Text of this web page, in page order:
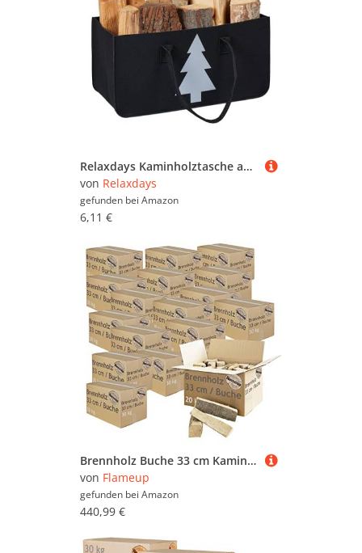
Relaxdays Kaminholztasche aus Filz, 28l Volumen, XXL Filztasche, Tannenbaum-Motiv, für Kaminholz, Holzkorb, schwarz/weiß
von Relaxdays
gefunden bei Amazon
6,11 €
Brennholz Buche 33 cm Kaminholz Holz Auswahl 5-500 kg Für Ofen und Kamin Kaminofen Feuerschale Grill Feuerholz Buchenholz Holzscheite Wood Flameup, Menge:500 kg
von Flameup
gefunden bei Amazon
440,99 €